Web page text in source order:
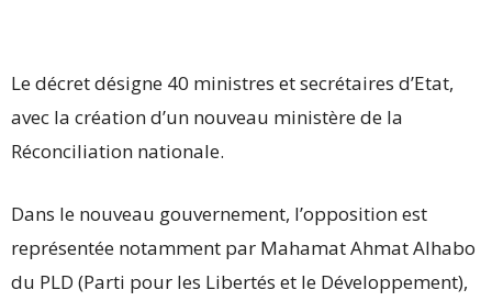
Le décret désigne 40 ministres et secrétaires d’Etat,
avec la création d’un nouveau ministère de la
Réconciliation nationale.
Dans le nouveau gouvernement, l’opposition est
représentée notamment par Mahamat Ahmat Alhabo
du PLD (Parti pour les Libertés et le Développement),